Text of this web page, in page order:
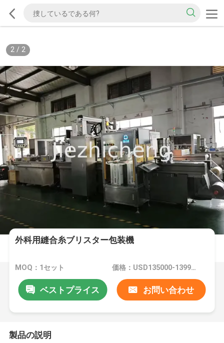
2/ 2
外科用縫合糸ブリスター包装機
MOQ：1セット 価格：USD135000-139999 SET
ベストプライス お問い合わせ
製品の説明